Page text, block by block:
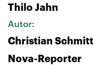
Thilo Jahn
Autor:
Christian
Nova-Reporter